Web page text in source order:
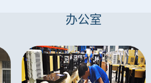
办公室